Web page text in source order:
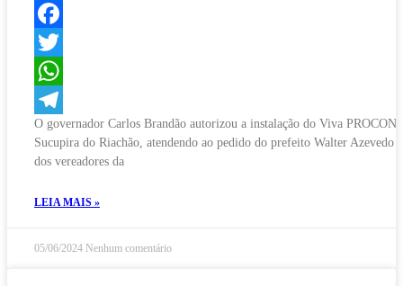
Facebook
Twitter
WhatsApp
Telegram
O governador Carlos Brandão autorizou a instalação do Viva PROCON
Sucupira do Riachão, atendendo ao pedido do prefeito Walter Azevedo e
dos vereadores da
LEIA MAIS »
05/06/2024 Nenhum comentário